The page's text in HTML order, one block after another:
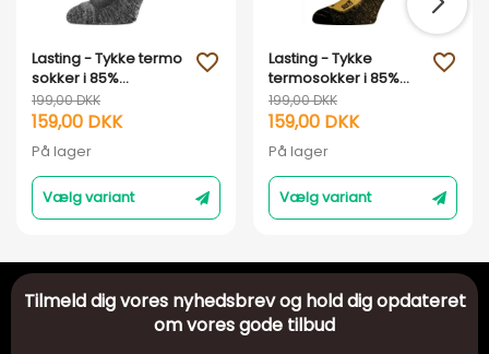
Lasting - Tykke termo
sokker i 85%
merinould
199,00 DKK
159,00 DKK
På lager
Vælg variant
favorite_outline
Lasting - Tykke
termosokker i 85%
merinould
199,00 DKK
159,00 DKK
På lager
Vælg variant
favorite_outline
Tilmeld dig vores nyhedsbrev og hold dig opdateret
om vores gode tilbud